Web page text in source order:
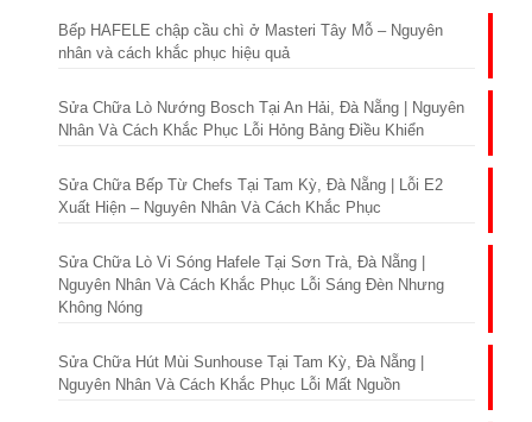
Bếp HAFELE chập cầu chì ở Masteri Tây Mỗ – Nguyên
nhân và cách khắc phục hiệu quả
Sửa Chữa Lò Nướng Bosch Tại An Hải, Đà Nẵng | Nguyên
Nhân Và Cách Khắc Phục Lỗi Hỏng Bảng Điều Khiển
Sửa Chữa Bếp Từ Chefs Tại Tam Kỳ, Đà Nẵng | Lỗi E2
Xuất Hiện – Nguyên Nhân Và Cách Khắc Phục
Sửa Chữa Lò Vi Sóng Hafele Tại Sơn Trà, Đà Nẵng |
Nguyên Nhân Và Cách Khắc Phục Lỗi Sáng Đèn Nhưng
Không Nóng
Sửa Chữa Hút Mùi Sunhouse Tại Tam Kỳ, Đà Nẵng |
Nguyên Nhân Và Cách Khắc Phục Lỗi Mất Nguồn